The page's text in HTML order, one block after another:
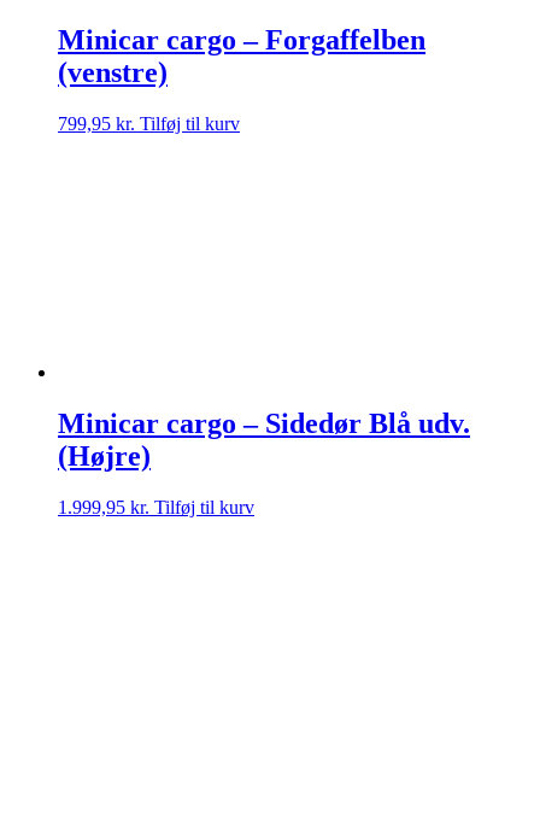
Minicar cargo – Forgaffelben
(venstre)
799,95 kr. Tilføj til kurv
Minicar cargo – Sidedør Blå udv.
(Højre)
1.999,95 kr. Tilføj til kurv